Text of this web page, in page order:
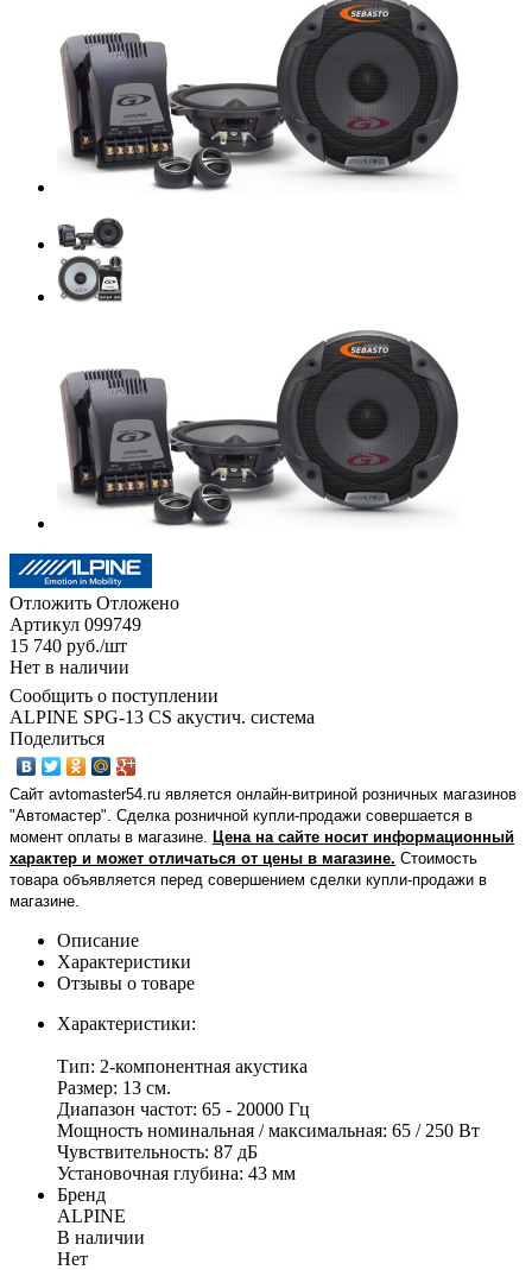
Отложить Отложено
Артикул 099749
15 740 руб./шт
Нет в наличии
Сообщить о поступлении
ALPINE SPG-13 CS акустич. система
Поделиться
Сайт avtomaster54.ru является онлайн-витриной розничных магазинов
"Автомастер". Сделка розничной купли-продажи совершается в
момент оплаты в магазине.
Цена на сайте носит информационный
характер и может отличаться от цены в магазине. Стоимость
товара объявляется перед совершением сделки купли-продажи в
магазине
Описание
Характеристики
Отзывы о товаре
Характеристики:
Тип: 2-компонентная акустика
Размер: 13 см.
Диапазон частот: 65 - 20000 Гц
Мощность номинальная / максимальная: 65 / 250 Вт
Чувствительность: 87 дБ
Установочная глубина: 43 мм
Бренд
ALPINE
В наличии
Нет